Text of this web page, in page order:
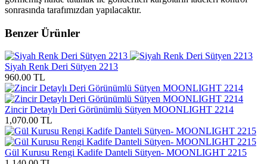
sonrasında tarafımızdan yapılacaktır.
Benzer Ürünler
Siyah Renk Deri Sütyen 2213
960.00 TL
Zincir Detaylı Deri Görünümlü Sütyen MOONLIGHT 2214
1,070.00 TL
Gül Kurusu Rengi Kadife Danteli Sütyen- MOONLIGHT 2215